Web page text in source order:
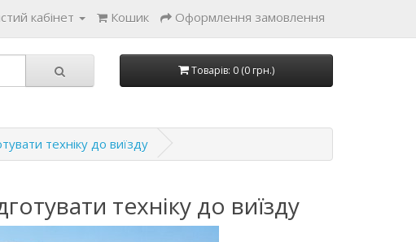
кабінет Кошик Оформлення замовлення
Товарів: 0 (0 грн.)
техніку до виїзду
техніку до виїзду